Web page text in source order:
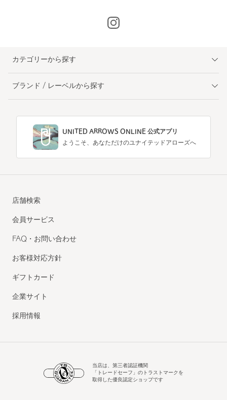
カテゴリーから探す
ブランド / レーベルから探す
UNITED ARROWS ONLINE 公式アプリ
ようこそ、あなただけのユナイテッドアローズへ
店舗検索
会員サービス
FAQ・お問い合わせ
お客様対応方針
ギフトカード
企業サイト
採用情報
当店は、第三者認証機関
「トレードセーフ」のトラストマークを
取得した優良認定ショップです